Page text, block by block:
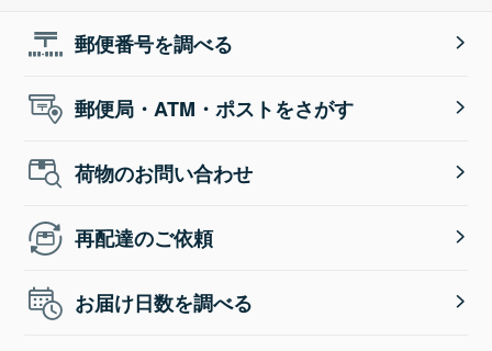
郵便番号を調べる
郵便局・ATM・ポストをさがす
荷物のお問い合わせ
再配達のご依頼
お届け日数を調べる